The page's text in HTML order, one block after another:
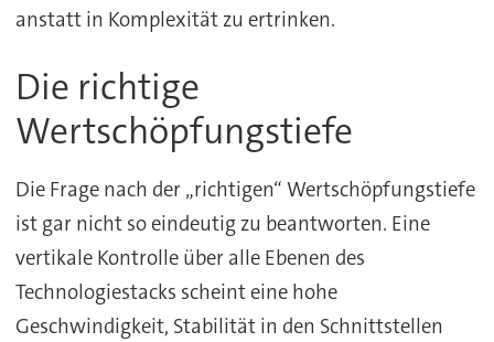
anstatt in Komplexität zu ertrinken.
Die richtige
Wertschöpfungstiefe
Die Frage nach der „richtigen“ Wertschöpfungstiefe
ist gar nicht so eindeutig zu beantworten. Eine
vertikale Kontrolle über alle Ebenen des
Technologiestacks scheint eine hohe
Geschwindigkeit, Stabilität in den Schnittstellen